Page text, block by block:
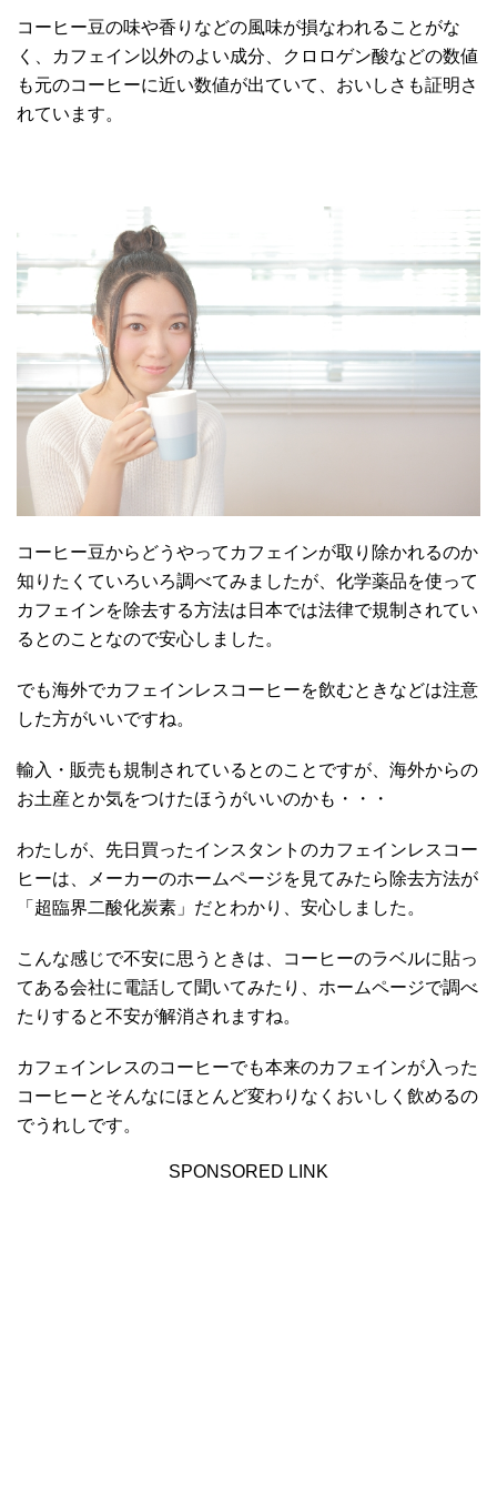
コーヒー豆の味や香りなどの風味が損なわれることがな
く、カフェイン以外のよい成分、クロロゲン酸などの数値
も元のコーヒーに近い数値が出ていて、おいしさも証明さ
れています。
コーヒー豆からどうやってカフェインが取り除かれるのか
知りたくていろいろ調べてみましたが、化学薬品を使って
カフェインを除去する方法は日本では法律で規制されてい
るとのことなので安心しました。
でも海外でカフェインレスコーヒーを飲むときなどは注意
した方がいいですね。
輸入・販売も規制されているとのことですが、海外からの
お土産とか気をつけたほうがいいのかも・・・
わたしが、先日買ったインスタントのカフェインレスコー
ヒーは、メーカーのホームページを見てみたら除去方法が
「超臨界二酸化炭素」だとわかり、安心しました。
こんな感じで不安に思うときは、コーヒーのラベルに貼っ
てある会社に電話して聞いてみたり、ホームページで調べ
たりすると不安が解消されますね。
カフェインレスのコーヒーでも本来のカフェインが入った
コーヒーとそんなにほとんど変わりなくおいしく飲めるの
でうれしです。
SPONSORED LINK